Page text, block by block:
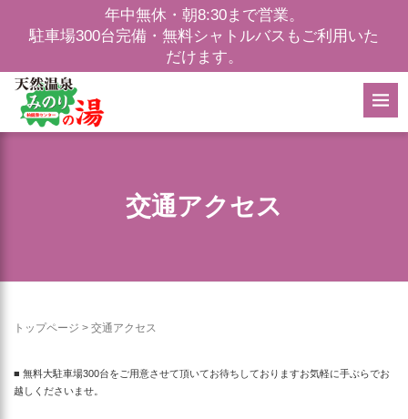
年中無休・朝8:30まで営業。
駐車場300台完備・無料シャトルバスもご利用いた
だけます。
交通アクセス
トップページ > 交通アクセス
■ 無料大駐車場300台をご用意させて頂いてお待ちしておりますお気軽に手ぶらでお
越しくださいませ。